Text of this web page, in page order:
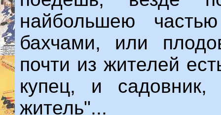
найбольшею
бахчами, или
почти из жителей
купец, и
житель"...